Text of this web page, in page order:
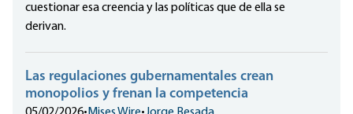
cuestionar esa creencia y las políticas que de ella se
derivan.
Las regulaciones gubernamentales crean
monopolios y frenan la competencia